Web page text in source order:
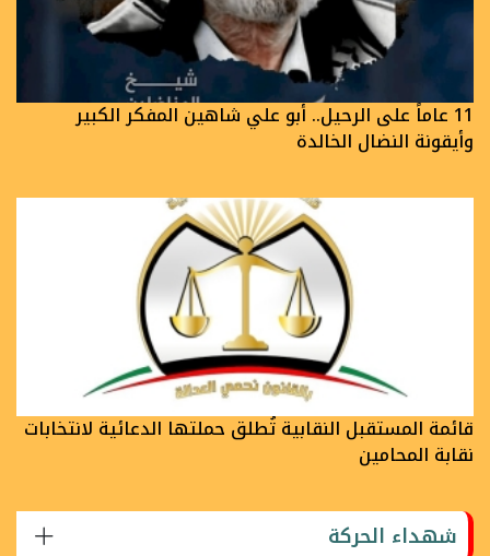
11 عاماً على الرحيل.. أبو علي شاهين المفكر الكبير
وأيقونة النضال الخالدة
قائمة المستقبل النقابية تُطلق حملتها الدعائية لانتخابات
نقابة المحامين
شهداء الحركة